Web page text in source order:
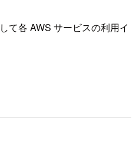
て各 AWS サービスの利用イ